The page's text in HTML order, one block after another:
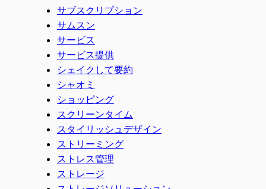
サブスクリプション
サムスン
サービス
サービス提供
シェイクして要約
シャオミ
ショッピング
スクリーンタイム
スタイリッシュデザイン
ストリーミング
ストレス管理
ストレージ